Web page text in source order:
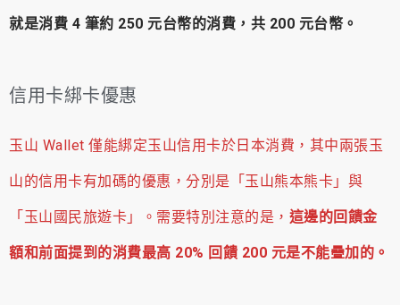
就是消費 4 筆約 250 元台幣的消費，共 200 元台幣。
信用卡綁卡優惠
玉山 Wallet 僅能綁定玉山信用卡於日本消費，其中兩張玉
山的信用卡有加碼的優惠，分別是「玉山熊本熊卡」與
「玉山國民旅遊卡」。需要特別注意的是， 這邊的回饋金
額和前面提到的消費最高 20% 回饋 200 元是不能疊加的。